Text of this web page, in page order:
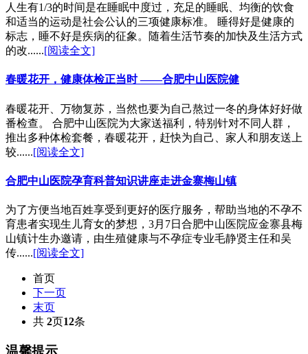
人生有1/3的时间是在睡眠中度过，充足的睡眠、均衡的饮食
和适当的运动是社会公认的三项健康标准。 睡得好是健康的
标志，睡不好是疾病的征象。随着生活节奏的加快及生活方式
的改......[阅读全文]
春暖花开，健康体检正当时 ——合肥中山医院健
春暖花开、万物复苏，当然也要为自己熬过一冬的身体好好做
番检查。 合肥中山医院为大家送福利，特别针对不同人群，
推出多种体检套餐，春暖花开，赶快为自己、家人和朋友送上
较......[阅读全文]
合肥中山医院孕育科普知识讲座走进金寨梅山镇
为了方便当地百姓享受到更好的医疗服务，帮助当地的不孕不
育患者实现生儿育女的梦想，3月7日合肥中山医院应金寨县梅
山镇计生办邀请，由生殖健康与不孕症专业毛静贤主任和吴
传......[阅读全文]
首页
下一页
末页
共 2页12条
温馨提示